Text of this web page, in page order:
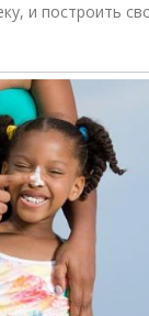
и построить